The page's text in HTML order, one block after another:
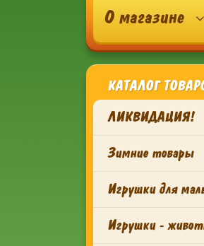
О магазине
КАТАЛОГ
ЛИКВИДАЦИЯ!
Зимние товары
Игрушки для
Игрушки -